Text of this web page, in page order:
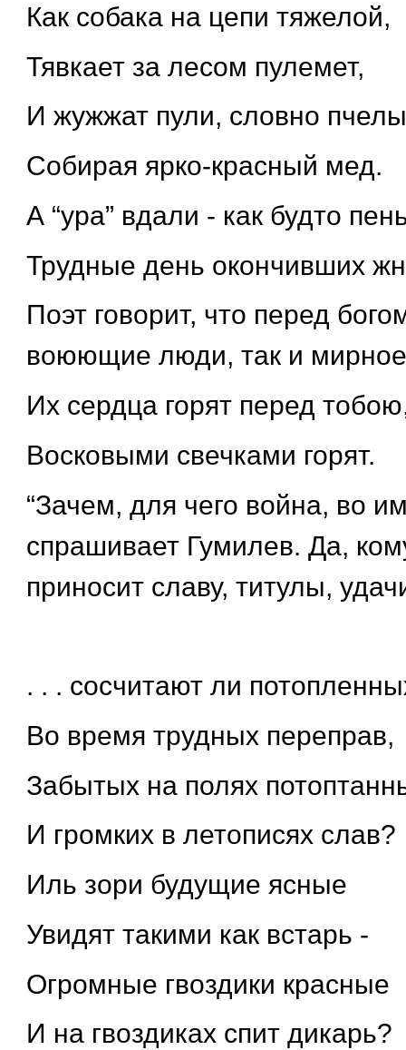
Как собака на цепи тяжелой,
Тявкает за лесом пулемет,
И жужжат пули, словно
Собирая ярко-красный мед.
А “ура” вдали - как будто
Трудные день окончивших
Поэт говорит, что перед
воюющие люди, так и
Их сердца горят перед
Восковыми свечками горят.
“Зачем, для чего война, во
спрашивает Гумилев. Да,
приносит славу, титулы,
. . . сосчитают ли
Во время трудных переправ,
Забытых на полях
И громких в летописях слав?
Иль зори будущие ясные
Увидят такими как встарь -
Огромные гвоздики красные
И на гвоздиках спит дикарь?